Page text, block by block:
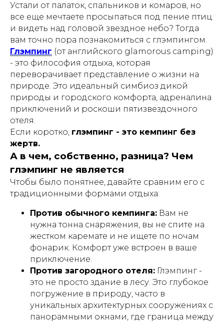
Устали от палаток, спальников и комаров, но
все еще мечтаете просыпаться под пение птиц
и видеть над головой звездное небо? Тогда
вам точно пора познакомиться с глэмпингом.
Глэмпинг (от английского glamorous camping)
- это философия отдыха, которая
переворачивает представление о жизни на
природе. Это идеальный симбиоз дикой
природы и городского комфорта, адреналина
приключений и роскоши пятизвездочного
отеля.
Если коротко, глэмпинг - это кемпинг без
жертв.
А в чем, собственно, разница? Чем
глэмпинг не является
Чтобы было понятнее, давайте сравним его с
традиционными формами отдыха:
Против обычного кемпинга: Вам не
нужна тонна снаряжения, вы не спите на
жестком каремате и не ищете по ночам
фонарик. Комфорт уже встроен в ваше
приключение.
Против загородного отеля: Глэмпинг -
это не просто здание в лесу. Это глубокое
погружение в природу, часто в
уникальных архитектурных сооружениях с
панорамными окнами, где граница между